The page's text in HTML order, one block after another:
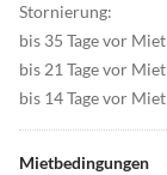
Stornierung:
bis 35 Tage vor
bis 21 Tage vor
bis 14 Tage vor
Mietbedingungen